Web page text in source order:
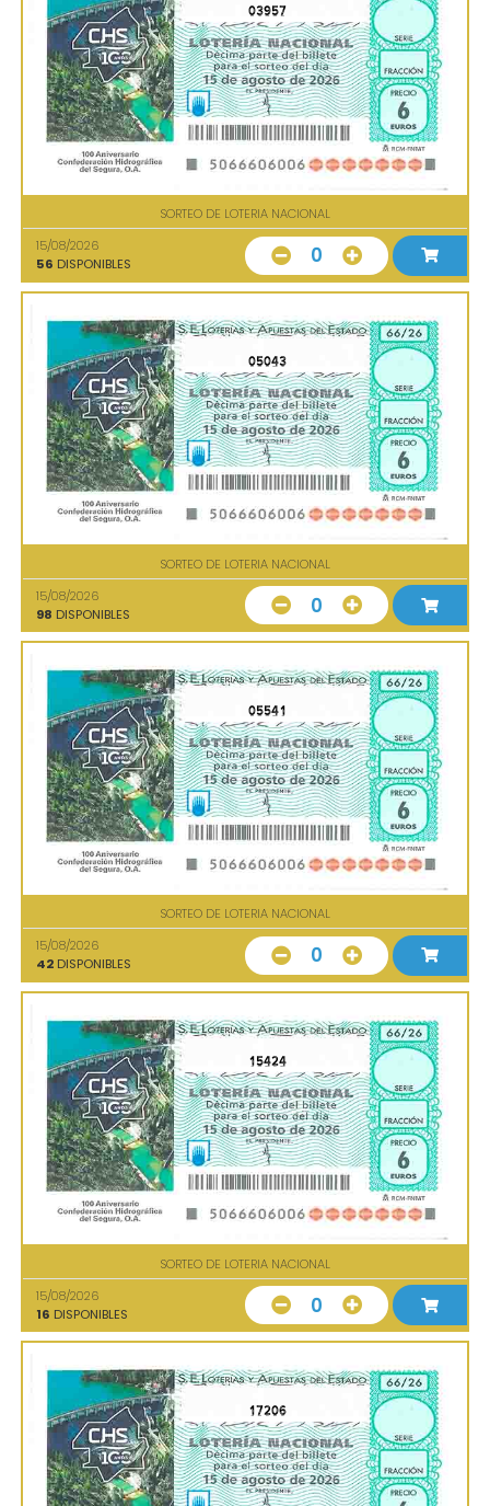
03957
SORTEO DE LOTERIA NACIONAL
15/08/2026
56 DISPONIBLES 0
05043
SORTEO DE LOTERIA NACIONAL
15/08/2026
98 DISPONIBLES 0
05541
SORTEO DE LOTERIA NACIONAL
15/08/2026
42 DISPONIBLES 0
15424
SORTEO DE LOTERIA NACIONAL
15/08/2026
16 DISPONIBLES 0
17206